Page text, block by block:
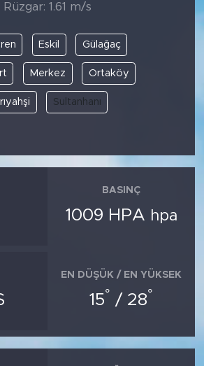
Rüzgar: 1.61 m/s
Eskil Gülağaç
Merkez Ortaköy
Sultanhanı
BASINÇ
1009 HPA hpa
EN DÜŞÜK / EN YÜKSEK
15° / 28°